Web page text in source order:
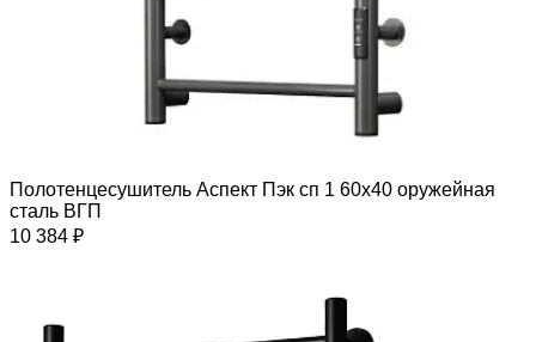
Полотенцесушитель Аспект Пэк сп 1 60х40 оружейная
сталь ВГП
10 384 ₽